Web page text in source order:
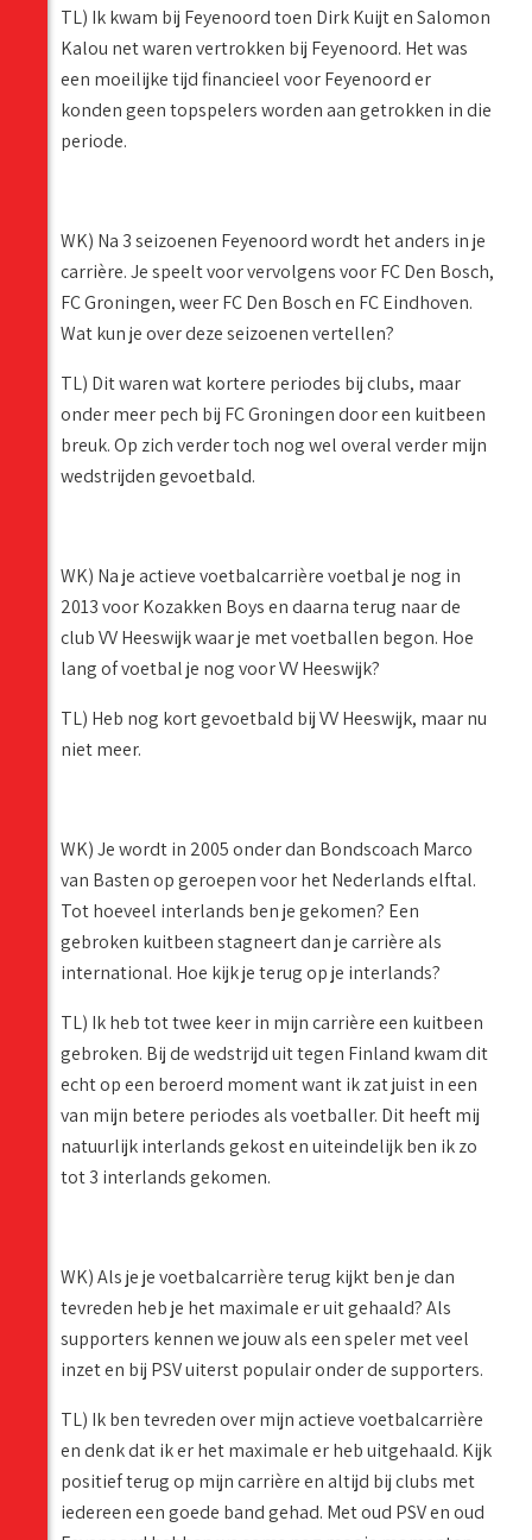
TL) Ik kwam bij Feyenoord toen Dirk Kuijt en Salomon
Kalou net waren vertrokken bij Feyenoord. Het was
een moeilijke tijd financieel voor Feyenoord er
konden geen topspelers worden aan getrokken in die
periode.
WK) Na 3 seizoenen Feyenoord wordt het anders in je
carrière. Je speelt voor vervolgens voor FC Den Bosch,
FC Groningen, weer FC Den Bosch en FC Eindhoven.
Wat kun je over deze seizoenen vertellen?
TL) Dit waren wat kortere periodes bij clubs, maar
onder meer pech bij FC Groningen door een kuitbeen
breuk. Op zich verder toch nog wel overal verder mijn
wedstrijden gevoetbald.
WK) Na je actieve voetbalcarrière voetbal je nog in
2013 voor Kozakken Boys en daarna terug naar de
club VV Heeswijk waar je met voetballen begon. Hoe
lang of voetbal je nog voor VV Heeswijk?
TL) Heb nog kort gevoetbald bij VV Heeswijk, maar nu
niet meer.
WK) Je wordt in 2005 onder dan Bondscoach Marco
van Basten op geroepen voor het Nederlands elftal.
Tot hoeveel interlands ben je gekomen? Een
gebroken kuitbeen stagneert dan je carrière als
international. Hoe kijk je terug op je interlands?
TL) Ik heb tot twee keer in mijn carrière een kuitbeen
gebroken. Bij de wedstrijd uit tegen Finland kwam dit
echt op een beroerd moment want ik zat juist in een
van mijn betere periodes als voetballer. Dit heeft mij
natuurlijk interlands gekost en uiteindelijk ben ik zo
tot 3 interlands gekomen.
WK) Als je je voetbalcarrière terug kijkt ben je dan
tevreden heb je het maximale er uit gehaald? Als
supporters kennen we jouw als een speler met veel
inzet en bij PSV uiterst populair onder de supporters.
TL) Ik ben tevreden over mijn actieve voetbalcarrière
en denk dat ik er het maximale er heb uitgehaald. Kijk
positief terug op mijn carrière en altijd bij clubs met
iedereen een goede band gehad. Met oud PSV en oud